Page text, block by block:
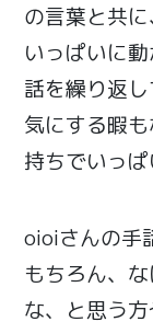
の言葉と共
いっぱいに
話を繰り返
気にする暇
持ちでいっぱ
oioiさんの手
もちろん、
な、と思う